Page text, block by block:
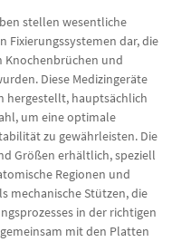
stellen wesentliche
Fixierungssystemen dar, die
Knochenbrüchen und
Diese Medizingeräte
hergestellt, hauptsächlich
um eine optimale
zu gewährleisten. Die
Größen erhältlich, speziell
Regionen und
mechanische Stützen, die
in der richtigen
mit den Platten